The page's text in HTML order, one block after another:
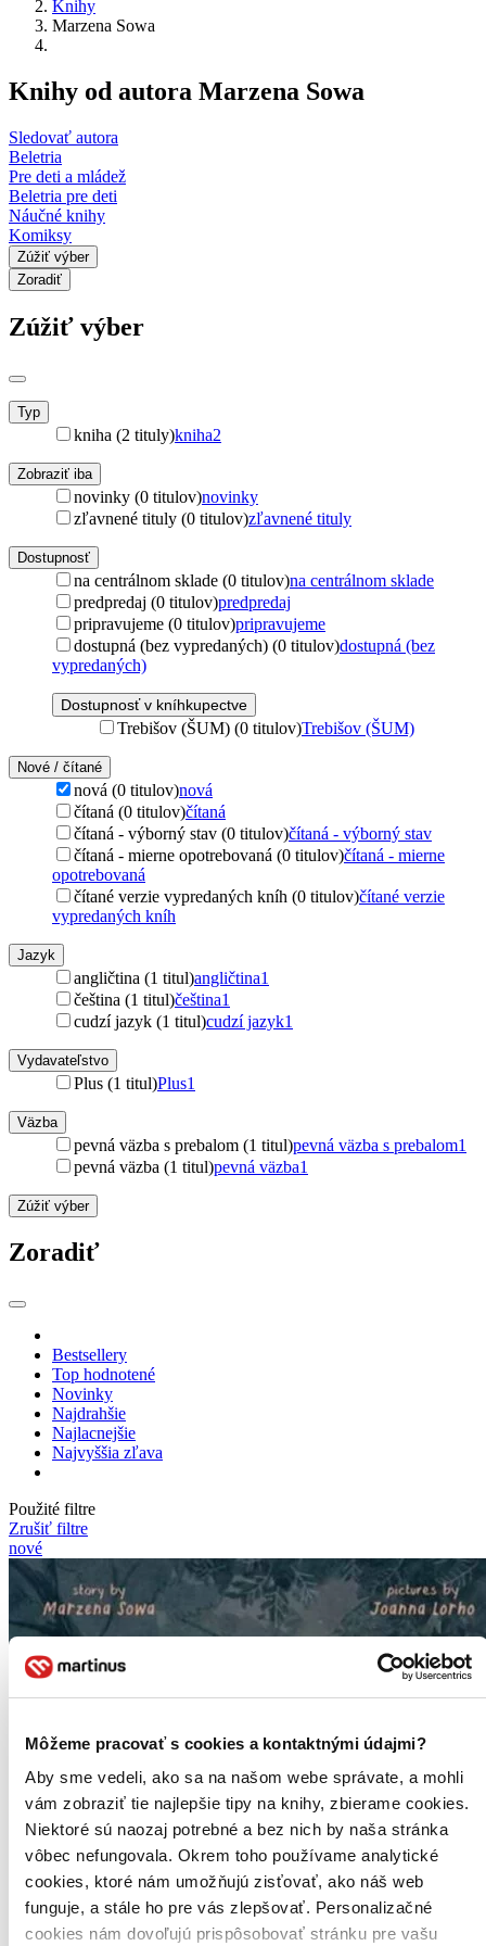
Môžeme pracovať s cookies a kontaktnými údajmi?
Aby sme vedeli, ako sa na našom webe správate, a mohli
vám zobraziť tie najlepšie tipy na knihy, zbierame cookies.
Niektoré sú naozaj potrebné a bez nich by naša stránka
vôbec nefungovala. Okrem toho používame analytické
cookies, ktoré nám umožňujú zisťovať, ako náš web
funguje, a stále ho pre vás zlepšovať. Personalizačné
cookies nám dovoľujú prispôsobovať stránku pre vašu
Knihy
Marzena Sowa
Knihy od autora Marzena Sowa
Sledovať autora
Beletria
Pre deti a mládež
Beletria pre deti
Náučné knihy
Komiksy
Zúžiť výber
Zoradiť
Zúžiť výber
Typ
kniha (2 tituly)kniha2
Zobraziť iba
novinky (0 titulov)novinky
zľavnené tituly (0 titulov)zľavnené tituly
Dostupnosť
na centrálnom sklade (0 titulov)na centrálnom sklade
predpredaj (0 titulov)predpredaj
pripravujeme (0 titulov)pripravujeme
dostupná (bez vypredaných) (0 titulov)dostupná (bez
vypredaných)
Dostupnosť v kníhkupectve
Trebišov (ŠUM) (0 titulov)Trebišov (ŠUM)
Nové / čítané
nová (0 titulov)nová
čítaná (0 titulov)čítaná
čítaná - výborný stav (0 titulov)čítaná - výborný stav
čítaná - mierne opotrebovaná (0 titulov)čítaná - mierne
opotrebovaná
čítané verzie vypredaných kníh (0 titulov)čítané verzie
vypredaných kníh
Jazyk
angličtina (1 titul)angličtina1
čeština (1 titul)čeština1
cudzí jazyk (1 titul)cudzí jazyk1
Vydavateľstvo
Plus (1 titul)Plus1
Väzba
pevná väzba s prebalom (1 titul)pevná väzba s prebalom1
pevná väzba (1 titul)pevná väzba1
Zúžiť výber
Zoradiť
Bestsellery
Top hodnotené
Novinky
Najdrahšie
Najlacnejšie
Najvyššia zľava
Použité filtre
Zrušiť filtre
nové